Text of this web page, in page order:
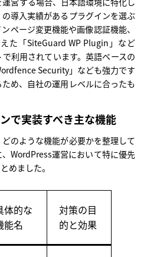
導入実績があるプラグインを選ぶ
ページ変更機能や画像認証機能、
た「SiteGuard WP Plugin」など
利用されています。英語ベースの
Security」なども強力です
め、自社の運用レベルに合ったも
で実装すべき主な機能
のような機能が必要かを整理して
WordPress運営において特に優先
めました。
体的な
能名
対策の目
的と効果